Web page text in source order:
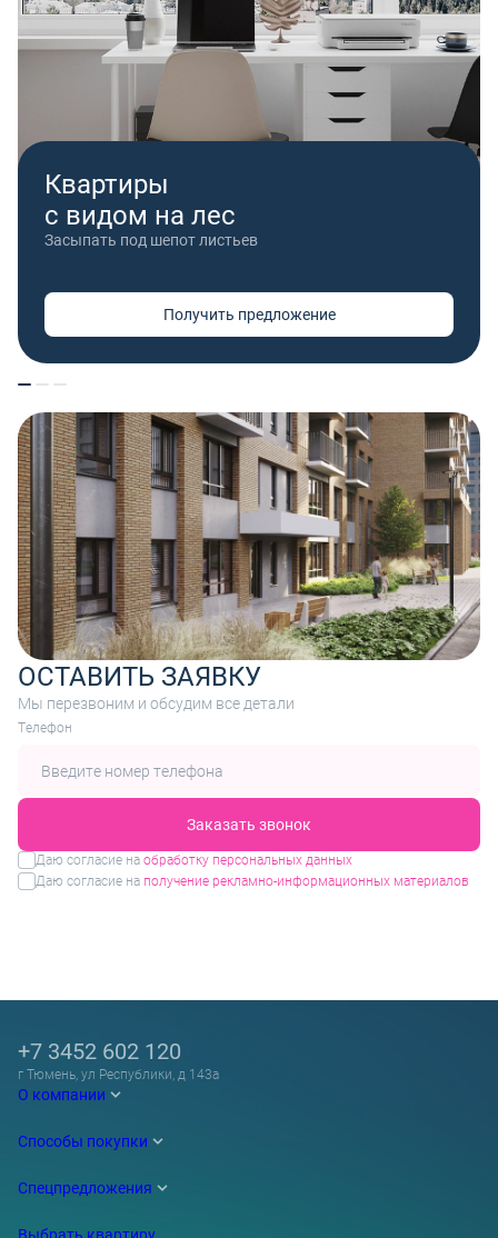
Квартиры
с видом на лес
Засыпать под шепот листьев
Получить предложение
ОСТАВИТЬ ЗАЯВКУ
Мы перезвоним и обсудим все детали
Tелефон
Заказать звонок
Даю согласие наобработку персональных данных
Даю согласие на получение рекламно-информационных материалов
О компании
Способы покупки
Спецпредложения
+7 3452 602 120
г Тюмень, ул Республики, д 143а